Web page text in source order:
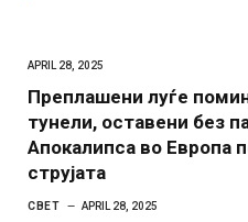
APRIL 28, 2025
Преплашени луѓе
тунели, оставени без
Апокалипса во Европа
струјата
СВЕТ APRIL 28, 2025